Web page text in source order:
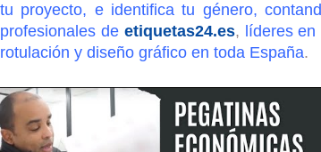
tu proyecto, e identifica tu género,
profesionales de etiquetas24.es, líderes
rotulación y diseño gráfico en toda España.